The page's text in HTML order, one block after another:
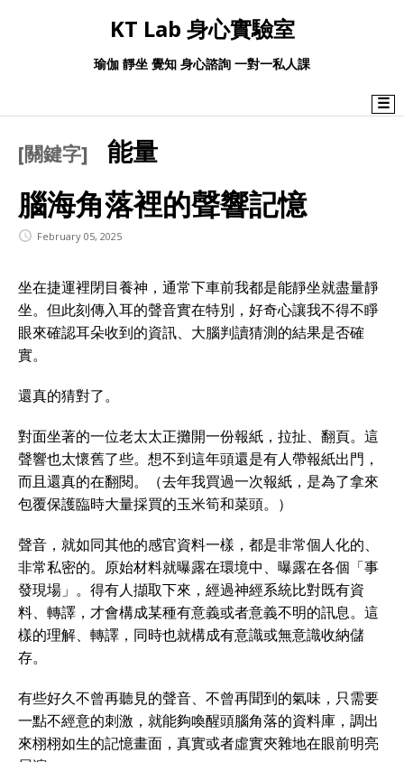
KT Lab 身心實驗室
瑜伽 靜坐 覺知 身心諮詢 一對一私人課
☰
[關鍵字] 能量
腦海角落裡的聲響記憶
February 05, 2025
坐在捷運裡閉目養神，通常下車前我都是能靜坐就盡量靜
坐。但此刻傳入耳的聲音實在特別，好奇心讓我不得不睜
眼來確認耳朵收到的資訊、大腦判讀猜測的結果是否確
實。
還真的猜對了。
對面坐著的一位老太太正攤開一份報紙，拉扯、翻頁。這
聲響也太懷舊了些。想不到這年頭還是有人帶報紙出門，
而且還真的在翻閱。（去年我買過一次報紙，是為了拿來
包覆保護臨時大量採買的玉米筍和菜頭。）
聲音，就如同其他的感官資料一樣，都是非常個人化的、
非常私密的。原始材料就曝露在環境中、曝露在各個「事
發現場」。得有人擷取下來，經過神經系統比對既有資
料、轉譯，才會構成某種有意義或者意義不明的訊息。這
樣的理解、轉譯，同時也就構成有意識或無意識收納儲
存。
有些好久不曾再聽見的聲音、不曾再聞到的氣味，只需要
一點不經意的刺激，就能夠喚醒頭腦角落的資料庫，調出
來栩栩如生的記憶畫面，真實或者虛實夾雜地在眼前明亮